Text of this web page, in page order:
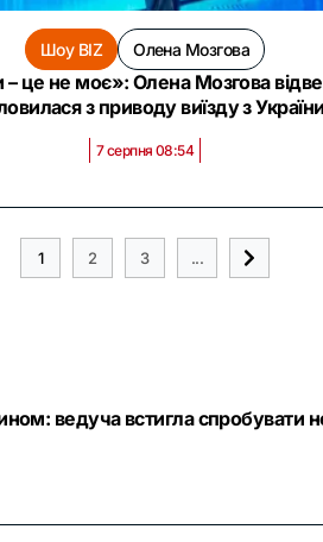
Шоу BIZ Олена Мозгова
– це не моє»: Олена Мозгова
з приводу виїзду з України
7 серпня 08:54
1 2 3 ...
ведуча встигла спробувати